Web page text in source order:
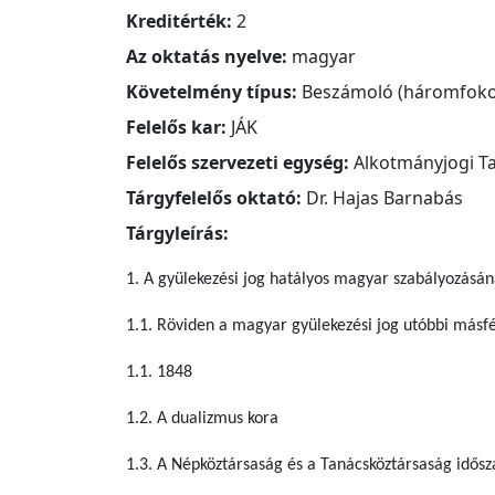
Kreditérték: 2
Az oktatás nyelve: magyar
Követelmény típus: Beszámoló
Felelős kar: JÁK
Felelős szervezeti egység: Alkotmányjogi
Tárgyfelelős oktató: Dr. Hajas Barnabás
Tárgyleírás:
1. A gyülekezési jog hatályos magyar
1.1. Röviden a magyar gyülekezési jog utóbbi
1.1. 1848
1.2. A dualizmus kora
1.3. A Népköztársaság és a Tanácsköztársaság